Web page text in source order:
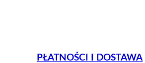
PŁATNOŚCI I DOSTAWA